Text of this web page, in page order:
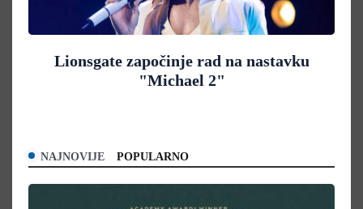
Lionsgate započinje rad na nastavku
"Michael 2"
NAJNOVIJE POPULARNO